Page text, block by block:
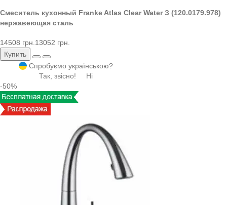
Смеситель кухонный Franke Atlas Clear Water З (120.0179.978)
нержавеющая сталь
14508 грн. 13052 грн.
Купить
Спробуємо українською?
Так, звісно!
Ні
-50%